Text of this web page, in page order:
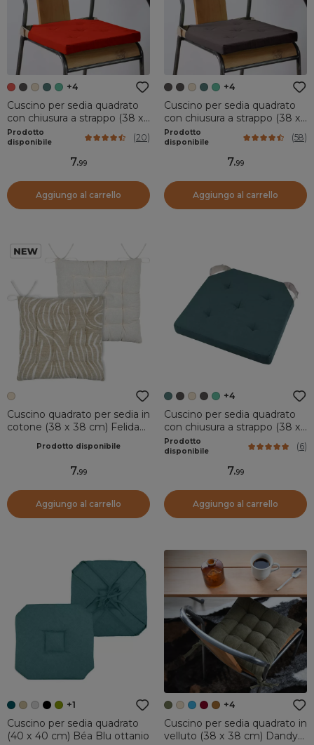
+4
Cuscino per sedia quadrato
con chiusura a strappo (38 x
38 cm) Duo Rosso
Prodotto
disponibile
(20)
7.99
Aggiungo al carrello
+4
Cuscino per sedia quadrato
con chiusura a strappo (38 x
38 cm) Duo Grigio scuro
Prodotto
disponibile
(58)
7.99
Aggiungo al carrello
Cuscino quadrato per sedia in
cotone (38 x 38 cm) Felidae
Prodotto disponibile
7.99
Aggiungo al carrello
+4
Cuscino per sedia quadrato
con chiusura a strappo (38 x
38 cm) Duo Blu verde
Prodotto
disponibile
(6)
7.99
Aggiungo al carrello
+1
Cuscino per sedia quadrato
(40 x 40 cm) Béa Blu ottanio
+4
Cuscino per sedia quadrato in
velluto (38 x 38 cm) Dandy